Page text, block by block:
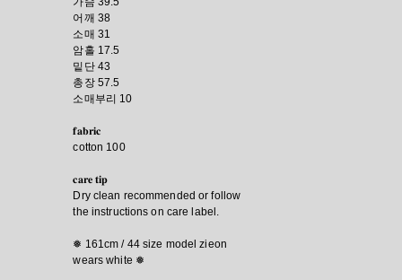
어깨 38
소매 31
암홀 17.5
밑단 43
총장 57.5
소매부리 10
𝐟𝐚𝐛𝐫𝐢𝐜
cotton 100
𝐜𝐚𝐫𝐞 𝐭𝐢𝐩
Dry clean recommended or follow
the instructions on care label.
❅ 161cm / 44 size model zieon
wears white ❅